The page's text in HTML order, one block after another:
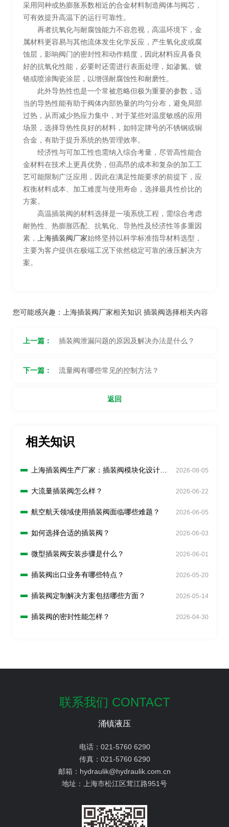
采用同种或热膨胀系数相近的合金材料制造阀体与阀芯，
可有效提升高温下的运行可靠性。
再者抗氧化与耐腐蚀能力不容忽视，高温环境下，金
属材料更容易与其他流体发生化学反应，产生氧化皮或腐
蚀层，影响阀门的密封性和动作精度，因此材料应具备良
好的抗氧化性能，必要时还需进行表面处理，如渗氮、镀
铬或喷涂陶瓷涂层，以增强耐腐蚀性和耐磨性。
此外导热性也是一个常被忽略但极为重要的参数，适
当的导热性能有助于阀体内部热量的均匀分布，避免局部
过热，从而减少热应力集中，对于某些对温度敏感的应用
场景，选择导热性良好的材料，如特定牌号的不锈钢或铜
合金，有助于提升系统的热管理效率。
经济性与可加工性也需纳入综合考量，尽管高性能合
金材料在技术上更具优势，但高昂的成本和复杂的加工工
艺可能限制广泛应用，因此在满足性能要求的前提下，应
权衡材料成本、加工难度与使用寿命，选择最具性价比的
方案。
高温插装阀的材料选择是一项系统工程，需综合考虑
耐热性、热膨胀匹配、抗氧化、导热性及经济性等多重因
素，
上海插装阀厂家始终坚持以科学标准指导材料选型，
主要为客户提供在极端工况下依然稳定可靠的液压解决方
案。
您可能感兴趣： 上海插装阀厂家相关知识 插装阀选择相关内容
上一篇： 插装阀泄漏问题的原因及解决办法是什么？
下一篇： 流量阀有哪些常见的控制方法？
返回
相关知识
上海插装阀生产厂家：插装阀模块化设计有
2026-08-05
大流量插装阀怎么样？ 2026-06-22
航空航天领域使用插装阀面临哪些难题？ 2026-06-05
如何选择合适的插装阀？ 2026-06-03
微型插装阀安装步骤是什么？ 2026-06-01
插装阀出口业务有哪些特点？ 2026-05-20
插装阀定制解决方案包括哪些方面？ 2026-05-14
插装阀的密封性能怎样？ 2026-04-30
联系我们 CONTACT
涌镇液压
电话： 021-5760 6290
传真： 021-5760 6290
邮箱： hydraulik@hydraulik.com.cn
地址：
上海市松江区茸江路951号